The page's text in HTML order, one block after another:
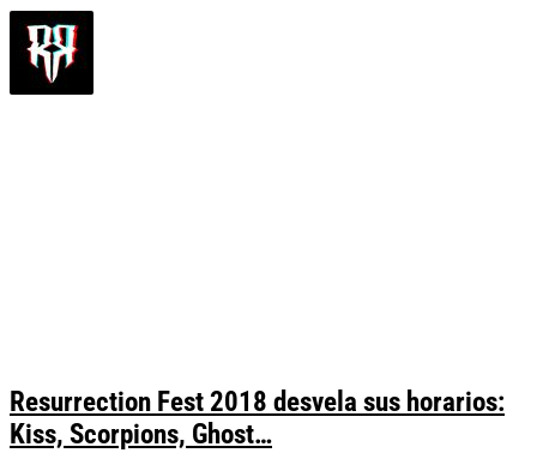
Resurrection Fest 2018 desvela sus horarios:
Kiss, Scorpions, Ghost…